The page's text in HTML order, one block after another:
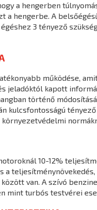
a hengerben
a hengerbe. A
3 tényező
működése,
jeladóktól kapott
történő
kulcsfontosságú
10-12%
a
van. A szívó
mint turbós testvérei